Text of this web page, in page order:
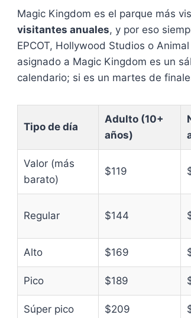
Magic Kingdom es el parque más
visitantes anuales, y por eso
EPCOT, Hollywood Studios o
asignado a Magic Kingdom es un
calendario; si es un martes de
Tipo de día
Adulto (10+
años)
Valor (más
barato)
$119
Regular $144
Alto $169
Pico $189
Súper pico $209